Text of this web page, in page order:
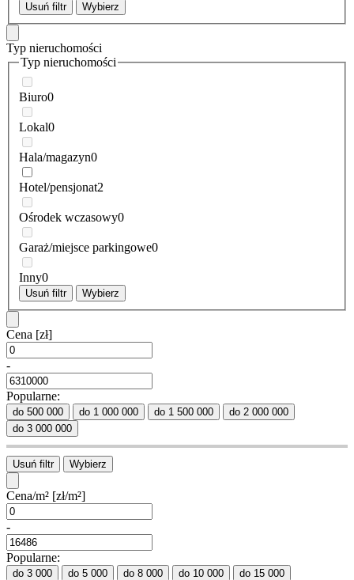
Usuń filtr Wybierz
Typ nieruchomości
Typ nieruchomości
Biuro0
Lokal0
Hala/magazyn0
Hotel/pensjonat2
Ośrodek wczasowy0
Garaż/miejsce parkingowe0
Inny0
Usuń filtr Wybierz
Cena [zł]
-
Popularne:
do 500 000 do 1 000 000 do 1 500 000
do 2 000 000
do 3 000 000
Usuń filtr Wybierz
Cena/m² [zł/m²]
-
Popularne:
do 3 000 do 5 000 do 8 000 do 10 000 do 15 000